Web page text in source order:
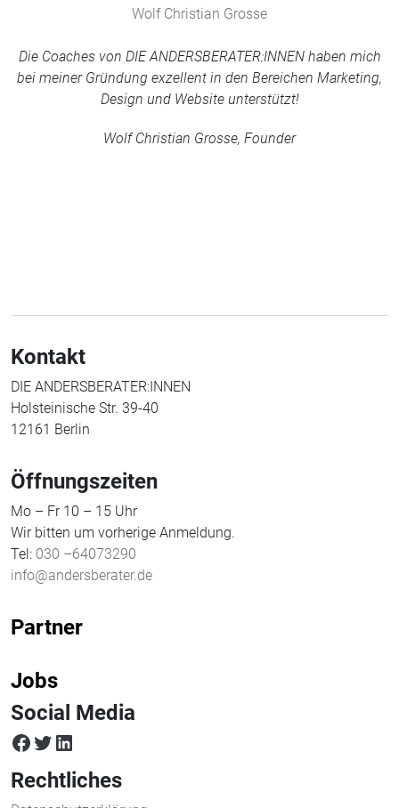
Wolf Christian Grosse
Die Coaches von DIE ANDERSBERATER:INNEN haben mich
bei meiner Gründung exzellent in den Bereichen Marketing,
Design und Website unterstützt!
Wolf Christian Grosse, Founder
Kontakt
DIE ANDERSBERATER:INNEN
Holsteinische Str. 39-40
12161 Berlin
Öffnungszeiten
Mo – Fr 10 – 15 Uhr
Wir bitten um vorherige Anmeldung.
Tel: 030 –64073290
info@andersberater.de
Partner
Jobs
Social Media
facebook
twitterLinkedIn
Rechtliches